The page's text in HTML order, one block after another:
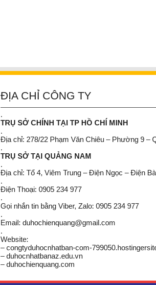
ĐỊA CHỈ CÔNG TY
.
TRỤ SỞ CHÍNH TẠI TP HỒ CHÍ MINH
.
Địa chỉ: 278/22 Phạm Văn Chiêu – Phường 9 –
.
TRỤ SỞ TẠI QUẢNG NAM
.
Địa chỉ: Tổ 4, Viêm Trung – Điện Ngọc – Điện
.
Điện Thoại: 0905 234 977
.
Gọi nhắn tin bằng Viber, Zalo: 0905 234 977
.
Email: duhochienquang@gmail.com
.
Website:
– congtyduhocnhatban-com-
– duhocnhatbanaz.edu.vn
– duhochienquang.com